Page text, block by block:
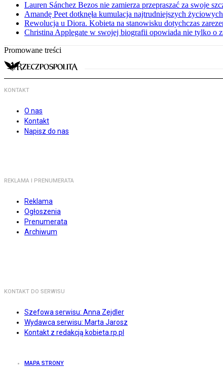
Lauren Sánchez Bezos nie zamierza przepraszać za swoje
Amandę Peet dotknęła kumulacja najtrudniejszych
Rewolucja u Diora. Kobieta na stanowisku dotychczas
Christina Applegate w swojej biografii opowiada nie tylko o
Promowane treści
KONTAKT
O nas
Kontakt
Napisz do nas
REKLAMA I PRENUMERATA
Reklama
Ogłoszenia
Prenumerata
Archiwum
KONTAKT DO SERWISU
Szefowa serwisu: Anna Zejdler
Wydawca serwisu: Marta Jarosz
Kontakt z redakcją kobieta.rp.pl
MAPA STRONY